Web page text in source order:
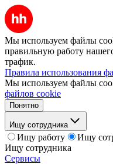
Мы используем файлы
правильную работу
трафик.
Правила использования
Мы используем файлы
файлов cookie
Понятно
Ищу сотрудника
Ищу работу
Ищу
Ищу сотрудника
Сервисы